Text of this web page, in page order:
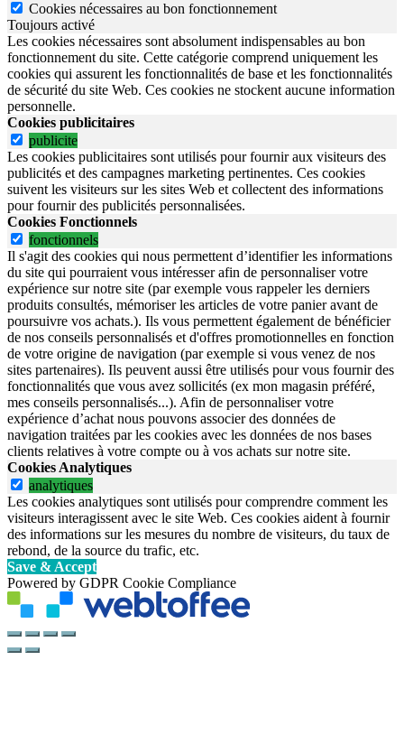
Cookies nécessaires au bon fonctionnement
Toujours activé
Les cookies nécessaires sont absolument indispensables au bon
fonctionnement du site. Cette catégorie comprend uniquement les
cookies qui assurent les fonctionnalités de base et les fonctionnalités
de sécurité du site Web. Ces cookies ne stockent aucune information
personnelle.
Cookies publicitaires
publicite
Les cookies publicitaires sont utilisés pour fournir aux visiteurs des
publicités et des campagnes marketing pertinentes. Ces cookies
suivent les visiteurs sur les sites Web et collectent des informations
pour fournir des publicités personnalisées.
Cookies Fonctionnels
fonctionnels
Il s'agit des cookies qui nous permettent d’identifier les informations
du site qui pourraient vous intéresser afin de personnaliser votre
expérience sur notre site (par exemple vous rappeler les derniers
produits consultés, mémoriser les articles de votre panier avant de
poursuivre vos achats.). Ils vous permettent également de bénéficier
de nos conseils personnalisés et d'offres promotionnelles en fonction
de votre origine de navigation (par exemple si vous venez de nos
sites partenaires). Ils peuvent aussi être utilisés pour vous fournir des
fonctionnalités que vous avez sollicités (ex mon magasin préféré,
mes conseils personnalisés...). Afin de personnaliser votre
expérience d’achat nous pouvons associer des données de
navigation traitées par les cookies avec les données de nos bases
clients relatives à votre compte ou à vos achats sur notre site.
Cookies Analytiques
analytiques
Les cookies analytiques sont utilisés pour comprendre comment les
visiteurs interagissent avec le site Web. Ces cookies aident à fournir
des informations sur les mesures du nombre de visiteurs, du taux de
rebond, de la source du trafic, etc.
Save & Accept
Powered by GDPR Cookie Compliance